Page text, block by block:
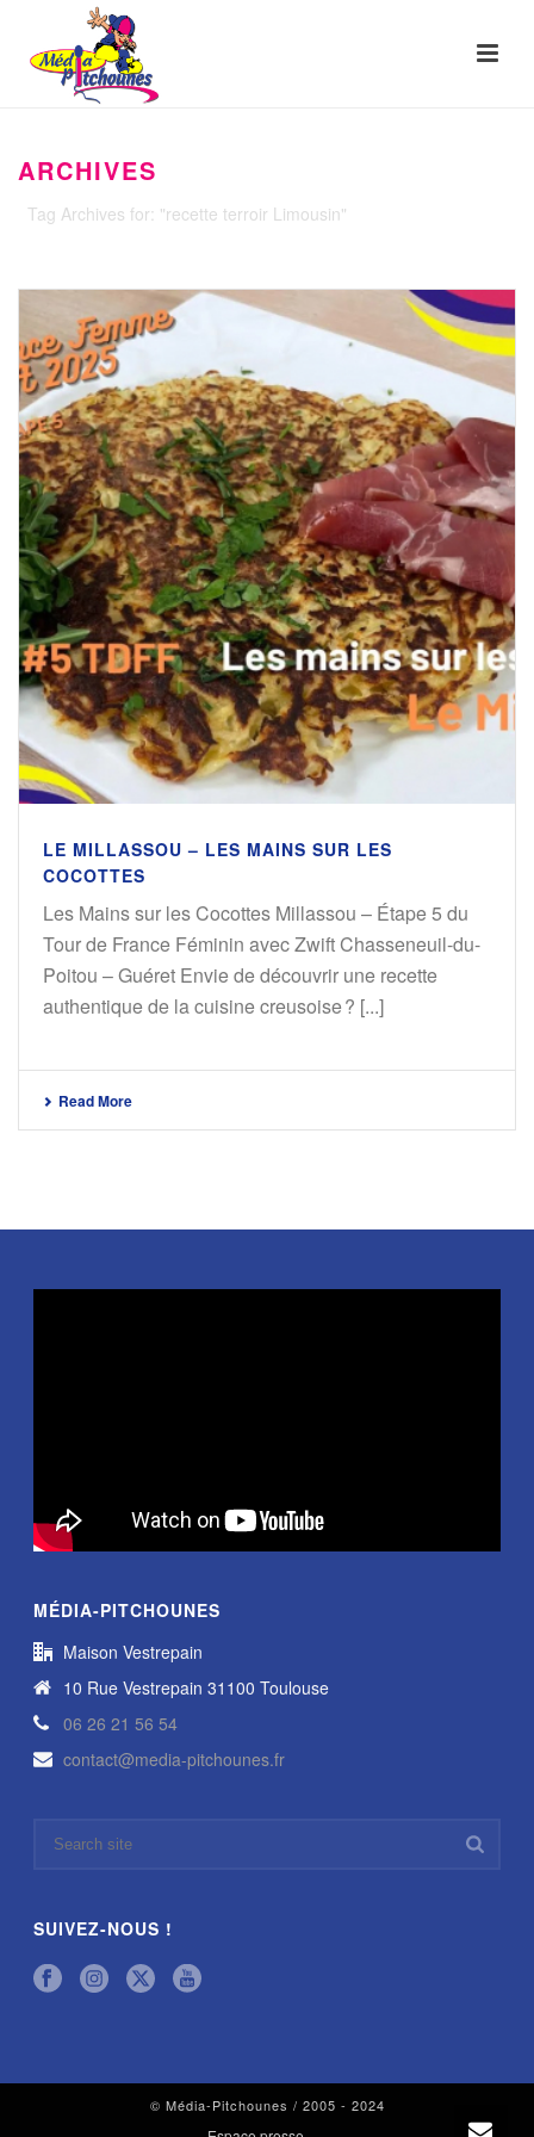
ARCHIVES
Tag Archives for: "recette terroir Limousin"
LE MILLASSOU – LES MAINS SUR LES
COCOTTES
Les Mains sur les Cocottes Millassou – Étape 5 du
Tour de France Féminin avec Zwift Chasseneuil-du-
Poitou – Guéret Envie de découvrir une recette
authentique de la cuisine creusoise ? [...]
Read More
MÉDIA-PITCHOUNES
Maison Vestrepain
10 Rue Vestrepain 31100 Toulouse
06 26 21 56 54
contact@media-pitchounes.fr
SUIVEZ-NOUS !
© Média-Pitchounes / 2005 - 2024